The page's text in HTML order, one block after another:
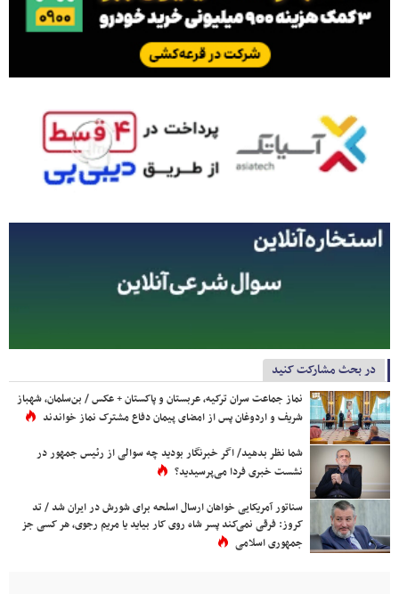
در بحث مشارکت کنید
نماز جماعت سران ترکیه، عربستان و پاکستان + عکس / بن‌سلمان، شهباز
شریف و اردوغان پس از امضای پیمان دفاع مشترک نماز خواندند
شما نظر بدهید/ اگر خبرنگار بودید چه سوالی از رئیس جمهور در
نشست خبری فردا می‌پرسیدید؟
سناتور آمریکایی خواهان ارسال اسلحه برای شورش در ایران شد / تد
کروز: فرقی نمی‌کند پسر شاه روی کار بیاید یا مریم رجوی، هر کسی جز
جمهوری اسلامی